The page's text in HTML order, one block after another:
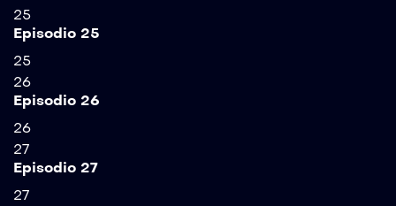
25
Episodio 25
25
26
Episodio 26
26
27
Episodio 27
27